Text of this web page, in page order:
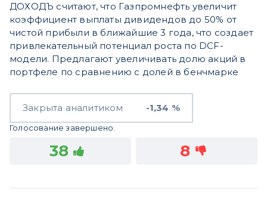
ДОХОДЪ считают, что Газпромнефть увеличит
коэффициент выплаты дивидендов до 50% от
чистой прибыли в ближайшие 3 года, что создает
привлекательный потенциал роста по DCF-
модели. Предлагают увеличивать долю акций в
портфеле по сравнению с долей в бенчмарке
Закрыта аналитиком -1,34 %
Голосование завершено.
38 8